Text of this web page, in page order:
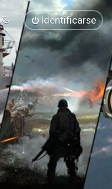
Identificarse